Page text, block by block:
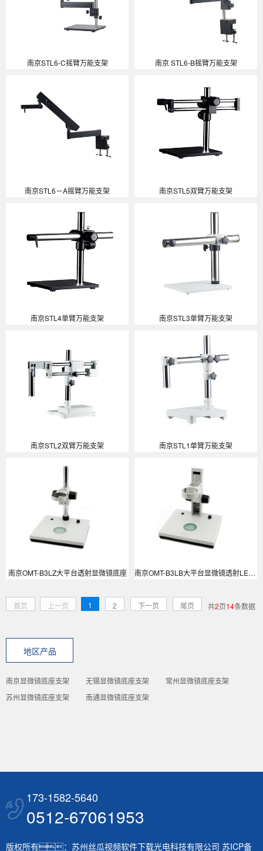
南京STL6-C摇臂万能支架 南京 STL6-B摇臂万能支架​
南京STL6－A摇臂万能支架 南京STL5双臂万能支架
南京STL4单臂万能支架 南京STL3单臂万能支架
南京STL2双臂万能支架 南京STL1单臂万能支架
南京OMT-B3LZ大平台透射显微镜底座 南京OMT-B3LB大平台显微镜透射LED光源底座
首页 上一页 1 2 下一页 尾页 共2页14条数据
地区产品
南京显微镜底座支架 无锡显微镜底座支架
常州显微镜底座支架
苏州显微镜底座支架
南通显微镜底座支架
173-1582-5640
0512-67061953
版权所有：苏州丝瓜视频软件下载光电科技有限公司 苏ICP备